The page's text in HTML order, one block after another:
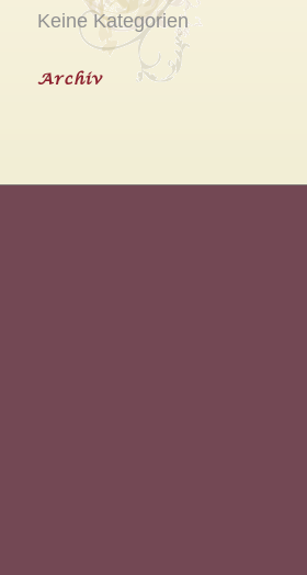
Keine Kategorien
Archiv